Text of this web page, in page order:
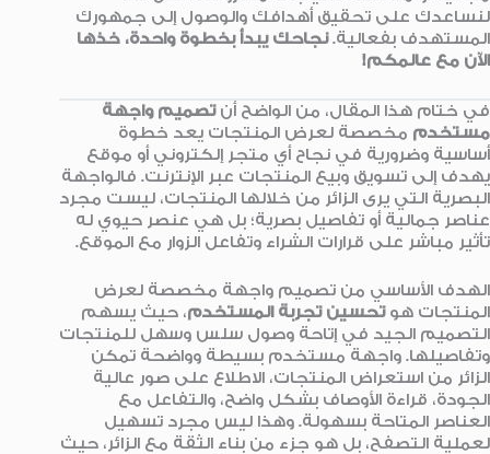
لنساعدك على تحقيق أهدافك والوصول إلى جمهورك
المستهدف بفعالية.نجاحك يبدأ بخطوة واحدة، خذها
الآن مع عالمكم!
في ختام هذا المقال، من الواضح أنتصميم واجهة
مستخدم مخصصة لعرض المنتجات يعد خطوة
أساسية وضرورية في نجاح أي متجر إلكتروني أو موقع
يهدف إلى تسويق وبيع المنتجات عبر الإنترنت. فالواجهة
البصرية التي يرى الزائر من خلالها المنتجات، ليست مجرد
عناصر جمالية أو تفاصيل بصرية؛ بل هي عنصر حيوي له
تأثير مباشر على قرارات الشراء وتفاعل الزوار مع الموقع.
الهدف الأساسي من تصميم واجهة مخصصة لعرض
المنتجات هوتحسين تجربة المستخدم، حيث يسهم
التصميم الجيد في إتاحة وصول سلس وسهل للمنتجات
وتفاصيلها. واجهة مستخدم بسيطة وواضحة تمكن
الزائر من استعراض المنتجات، الاطلاع على صور عالية
الجودة، قراءة الأوصاف بشكل واضح، والتفاعل مع
العناصر المتاحة بسهولة. وهذا ليس مجرد تسهيل
لعملية التصفح، بل هو جزء من بناء الثقة مع الزائر، حيث